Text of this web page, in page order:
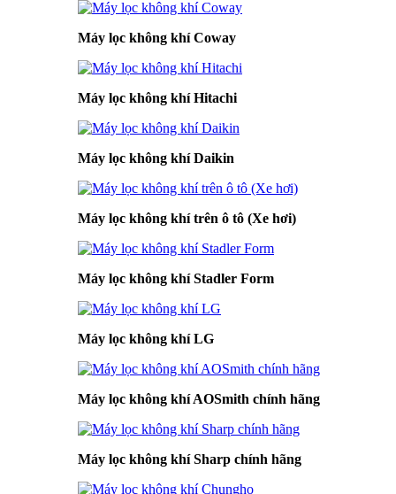
Máy lọc không khí Coway
Máy lọc không khí Hitachi
Máy lọc không khí Daikin
Máy lọc không khí trên ô tô (Xe hơi)
Máy lọc không khí Stadler Form
Máy lọc không khí LG
Máy lọc không khí AOSmith chính hãng
Máy lọc không khí Sharp chính hãng